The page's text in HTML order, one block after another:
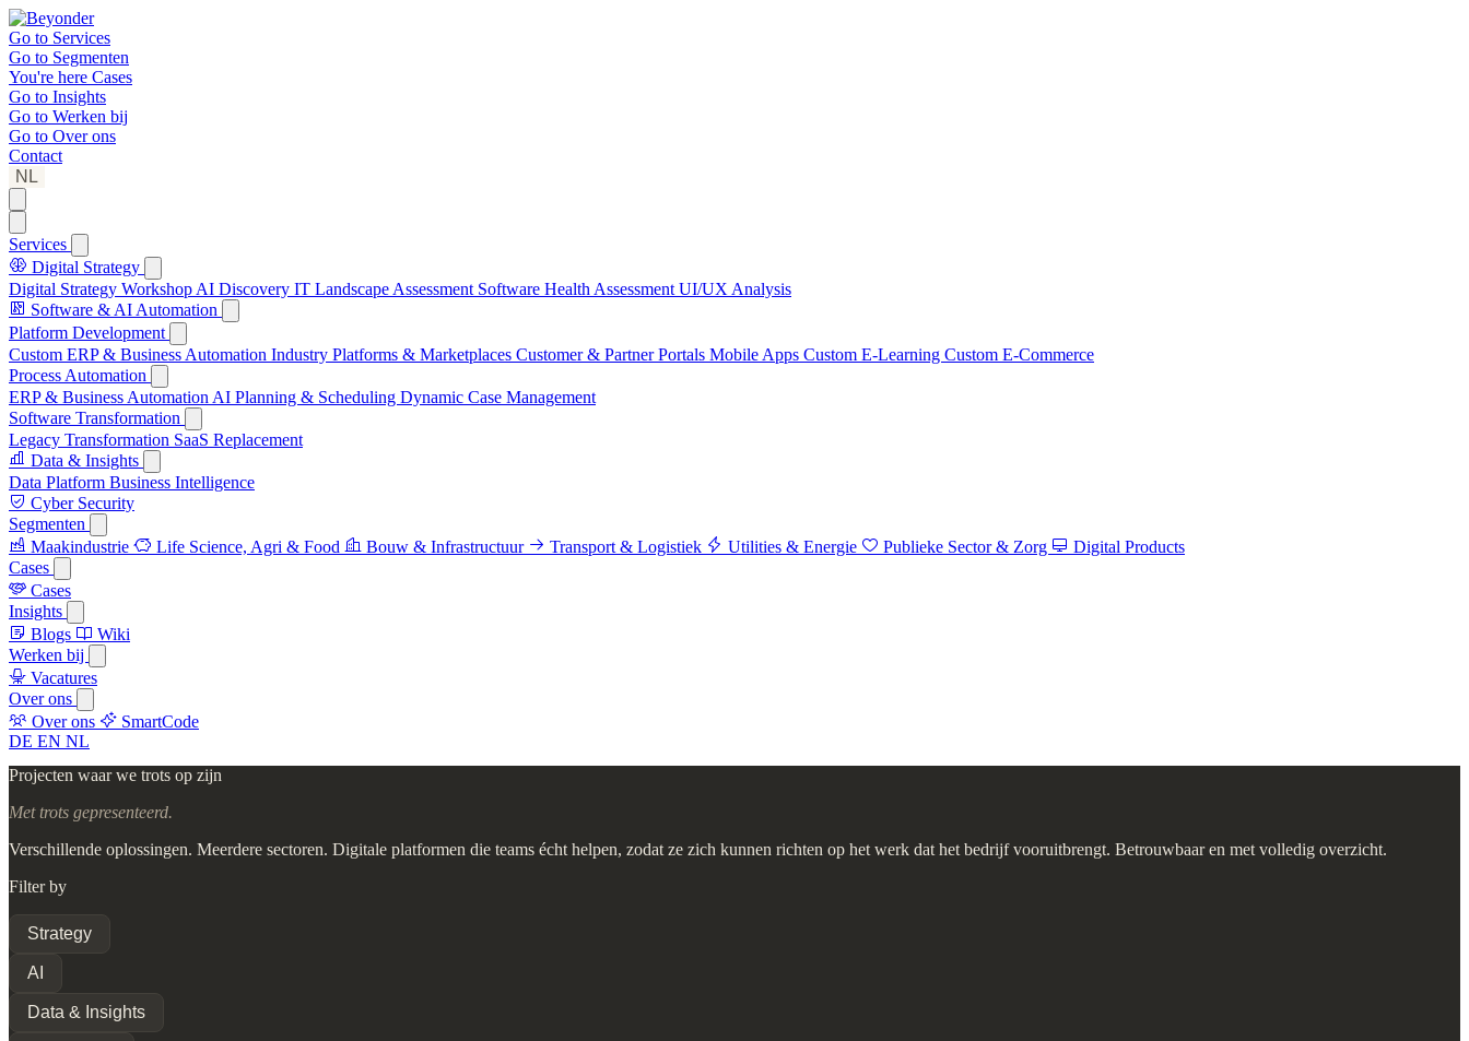
Go to Services
Go to Segmenten
You're here Cases
Go to Insights
Go to Werken bij
Go to Over ons
Contact
NL
Services
Digital Strategy
Digital Strategy Workshop AI Discovery IT Landscape Assessment Software Health Assessment UI/UX Analysis
Software & AI Automation
Platform Development
Custom ERP & Business Automation Industry Platforms & Marketplaces Customer & Partner Portals Mobile Apps Custom E-Learning Custom E-Commerce
Process Automation
ERP & Business Automation AI Planning & Scheduling Dynamic Case Management
Software Transformation
Legacy Transformation SaaS Replacement
Data & Insights
Data Platform Business Intelligence
Cyber Security
Segmenten
Maakindustrie
Life Science, Agri & Food Bouw & Infrastructuur Transport & Logistiek Utilities & Energie Publieke Sector & Zorg
Digital Products
Cases
Cases
Insights
Blogs
Wiki
Werken bij
Vacatures
Over ons
Over ons
SmartCode
DE EN NL
Projecten waar we trots op zijn
Met trots gepresenteerd.
Verschillende oplossingen. Meerdere sectoren. Digitale platformen die teams écht helpen, zodat ze zich kunnen richten op het werk dat het bedrijf vooruitbrengt. Betrouwbaar en met volledig overzicht.
Filter by
Strategy
AI
Data & Insights